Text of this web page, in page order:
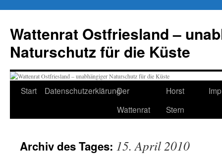
springen
Wattenrat Ostfriesland –
Naturschutz für die Küste
Start DatenschutzerklärungDer
Wattenrat
Horst
Stern
Archiv des Tages: 15. April 2010